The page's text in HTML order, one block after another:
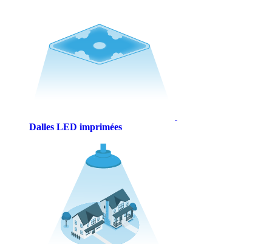
Dalles LED imprimées